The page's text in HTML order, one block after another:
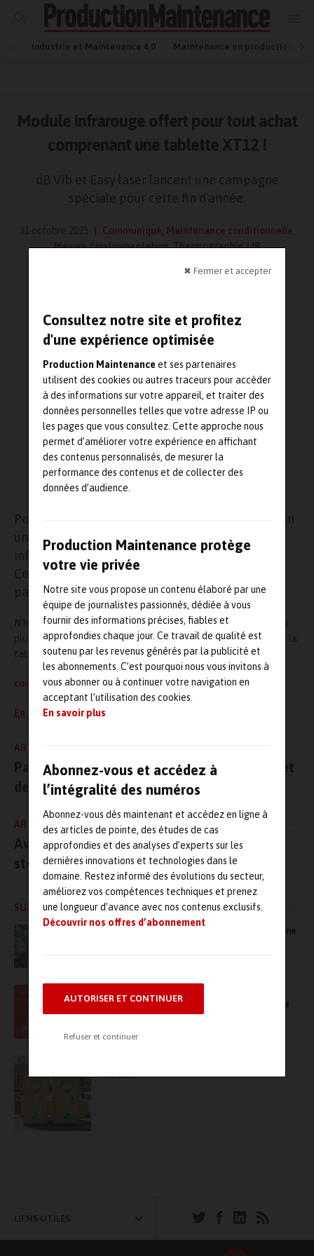
✖ Fermer et accepter
Consultez notre site et profitez
d'une expérience optimisée
Production Maintenanceet ses partenaires
utilisent des cookies ou autres traceurs pour accéder
à des informations sur votre appareil, et traiter des
données personnelles telles que votre adresse IP ou
les pages que vous consultez. Cette approche nous
permet d’améliorer votre expérience en affichant
des contenus personnalisés, de mesurer la
performance des contenus et de collecter des
données d’audience.
Production Maintenance protège
votre vie privée
Notre site vous propose un contenu élaboré par une
équipe de journalistes passionnés, dédiée à vous
fournir des informations précises, fiables et
approfondies chaque jour. Ce travail de qualité est
soutenu par les revenus générés par la publicité et
les abonnements. C’est pourquoi nous vous invitons à
vous abonner ou à continuer votre navigation en
acceptant l’utilisation des cookies.
En savoir plus
Abonnez-vous et accédez à
l’intégralité des numéros
Abonnez-vous dès maintenant et accédez en ligne à
des articles de pointe, des études de cas
approfondies et des analyses d’experts sur les
dernières innovations et technologies dans le
domaine. Restez informé des évolutions du secteur,
améliorez vos compétences techniques et prenez
une longueur d’avance avec nos contenus exclusifs.
Découvrir nos offres d’abonnement
AUTORISER ET CONTINUER
Refuser et continuer
Industrie et Maintenance 4.0 Maintenance en production
Module infrarouge offert pour tout achat
comprenant une tablette XT12 !
dB Vib et Easy laser lancent une campagne
spéciale pour cette fin d’année.
31 octobre 2025 Communiqué Maintenance conditionnelle
Mesure / instrumentation,Thermographie / IR
Pour tout achat d’un système Easy-Laser avec son
unité d’affichage XT12, le module « caméra
infrarouge » sur cette tablette vous est offert.
Cette offre est valable pour toute commande
passée avant le 31 décembre 2025.
N’hésitez pas à contacter dB Vib Instrumentation pour en savoir
plus sur cette offre ou sur les fonctionnalités et applications de la
tablette XT12.
contact.instrumentation@dbvib.com
En savoir plus
ARTICLE PRÉCÉDENT
Passez à la maintenance 5.0 : guide complet
de l’IA pour votre GMAO
ARTICLE SUIVANT
Avec les solutions Difope, sécurisez le
stockage de vos produits dangereux
SUR LE MÊME SUJET
Bien plus qu’une GMAO, MAS s’impose comme
Maintenez votre production avec Chaudières
Location
source !
LIENS UTILES